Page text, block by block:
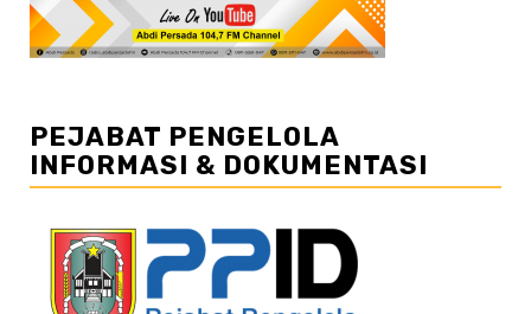
PEJABAT PENGELOLA
INFORMASI & DOKUMENTASI